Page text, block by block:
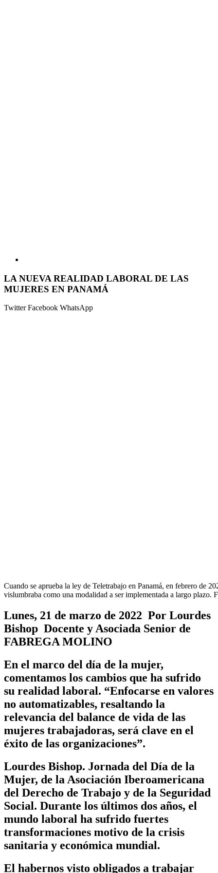
LA NUEVA REALIDAD LABORAL DE LAS
MUJERES EN PANAMÁ
TwitterFacebook WhatsApp
Cuando se aprueba la ley de Teletrabajo en Panamá, en febrero de
vislumbraba como una modalidad a ser implementada a largo plazo.
Lunes, 21 de marzo de 2022 Por Lourdes
Bishop Docente y Asociada Senior de
FABREGA MOLINO
En el marco del día de la mujer,
comentamos los cambios que ha sufrido
su realidad laboral. “Enfocarse en valores
no automatizables, resaltando la
relevancia del balance de vida de las
mujeres trabajadoras, será clave en el
éxito de las organizaciones”.
Lourdes Bishop. Jornada del Día de la
Mujer, de la Asociación Iberoamericana
del Derecho de Trabajo y de la Seguridad
Social. Durante los últimos dos años, el
mundo laboral ha sufrido fuertes
transformaciones motivo de la crisis
sanitaria y económica mundial.
El habernos visto obligados a trabajar